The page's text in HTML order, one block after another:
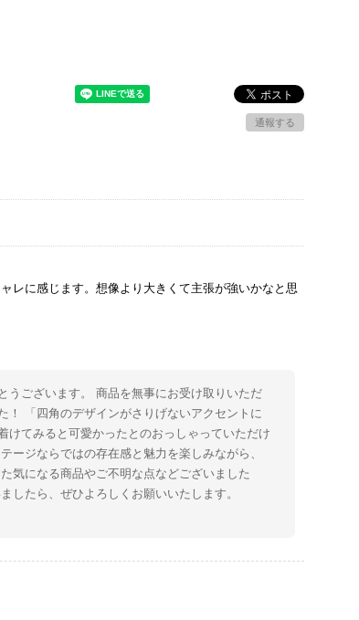
通報する
レに感じます。想像より大きくて主張が強いかなと思
うございます。 商品を無事にお受け取りいただ
！ 「四角のデザインがさりげないアクセントに
けてみると可愛かったとのおっしゃっていただけ
ージならではの存在感と魅力を楽しみながら、
気になる商品やご不明な点などございました
したら、ぜひよろしくお願いいたします。